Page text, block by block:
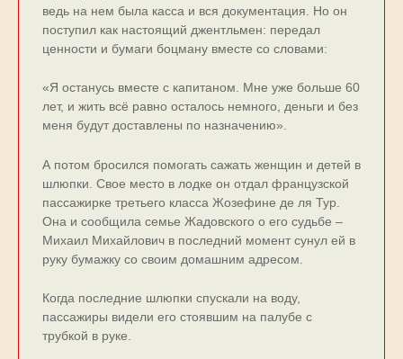
ведь на нем была касса и вся документация. Но он
поступил как настоящий джентльмен: передал
ценности и бумаги боцману вместе со словами:
«Я останусь вместе с капитаном. Мне уже больше 60
лет, и жить всё равно осталось немного, деньги и без
меня будут доставлены по назначению».
А потом бросился помогать сажать женщин и детей в
шлюпки. Свое место в лодке он отдал французской
пассажирке третьего класса Жозефине де ля Тур.
Она и сообщила семье Жадовского о его судьбе –
Михаил Михайлович в последний момент сунул ей в
руку бумажку со своим домашним адресом.
Когда последние шлюпки спускали на воду,
пассажиры видели его стоявшим на палубе с
трубкой в руке.